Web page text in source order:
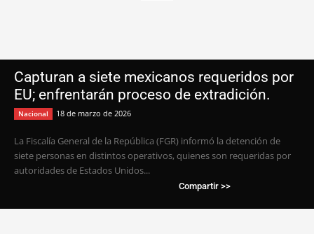
Capturan a siete mexicanos requeridos por
EU; enfrentarán proceso de extradición.
Nacional 18 de marzo de 2026
La Fiscalía General de la República (FGR) informó la detención de
siete personas en distintos operativos, quienes son requeridas por
autoridades de Estados Unidos...
Compartir >>